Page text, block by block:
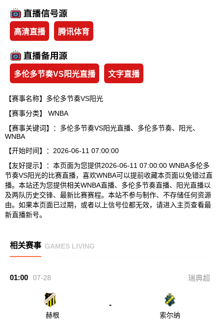
高清直播 腾讯体育
多伦多节奏VS阳光直播 文字直播
【赛事名称】多伦多节奏VS阳光
【赛事分类】 WNBA
【赛事关键词】：多伦多节奏VS阳光直播、多伦多节奏、阳光、
WNBA
【开始时间】：2026-06-11 07:00:00
【友好提示】：本页面为您提供2026-06-11 07:00:00 WNBA多伦多
节奏VS阳光的比赛直播，喜欢WNBA可以提前收藏本页面以免错过直
播。本站还为您提供相关WNBA直播、多伦多节奏直播、阳光直播以
及两队历史交锋、最新比赛赛程。本站不参与制作、不存储任何资源
由。如果本页面已过期，或者以上信号位都无效，请进入主页查看最
新直播新号。
相关赛事 GAMES LIVING
01:00 07-28 瑞典超
赫根
-
索尔纳